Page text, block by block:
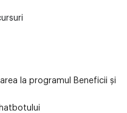
la programul Beneficii și